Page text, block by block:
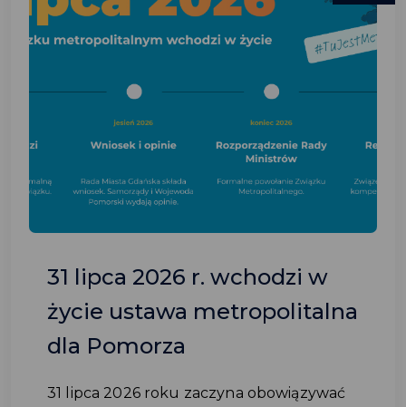
31 lipca 2026 r. wchodzi w
życie ustawa metropolitalna
dla Pomorza
31 lipca 2026 roku zaczyna obowiązywać